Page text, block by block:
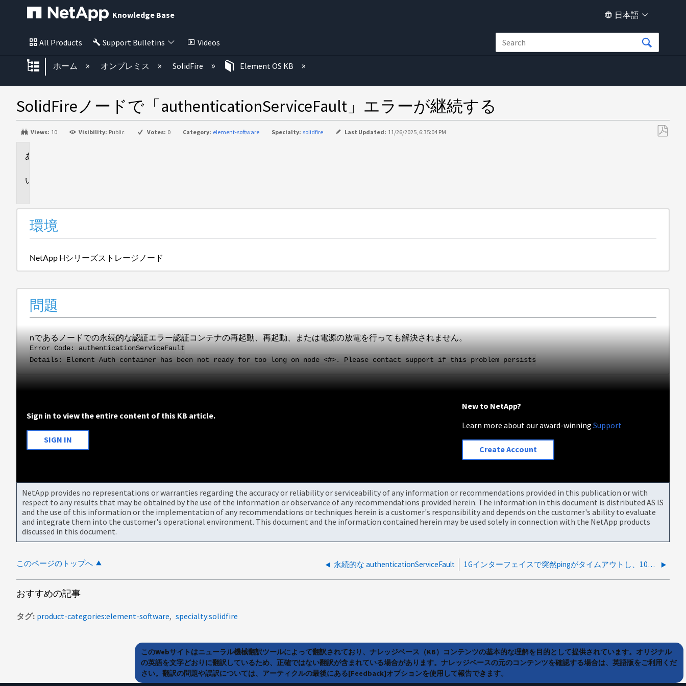
Knowledge Base 日本語
All Products Support Bulletins Videos
グローバル階層を展開/折りたたむ
ホーム オンプレミス SolidFire Element OS KB
SolidFireノードで「authenticationServiceFault」エラーが継続する
Views: 10 Visibility: Public Votes: 0 Category: element-software Specialty: solidfire Last Updated: 11/26/2025, 6:35:04 PM
環境
NetApp Hシリーズストレージノード
問題
nであるノードでの永続的な認証エラー認証コンテナの再起動、再起動、または電源の放電を行っても解決されません。
Error Code: authenticationServiceFault
Details: Element Auth container has been not ready for too long on node <#>. Please contact support if this problem persists
Sign in to view the entire content of this KB article.
SIGN IN
New to NetApp?
Learn more about our award-winningSupport
Create Account
NetApp provides no representations or warranties regarding the accuracy or reliability or serviceability of any information or recommendations provided in this publication or with
respect to any results that may be obtained by the use of the information or observance of any recommendations provided herein. The information in this document is distributed AS IS
and the use of this information or the implementation of any recommendations or techniques herein is a customer's responsibility and depends on the customer's ability to evaluate
and integrate them into the customer's operational environment. This document and the information contained herein may be used solely in connection with the NetApp products
discussed in this document.
このページのトップへ 永続的な authenticationServiceFault 1Gインターフェイスで突然pingがタイムアウトし、10G MACアドレスから応答を受け取る
おすすめの記事
タグ product-categories:element-software specialty:solidfire
このWebサイトはニューラル機械翻訳ツールによって翻訳されており、ナレッジベース（KB）コンテンツの基本的な理解を目的として提供されています。オリジナル
の英語を文字どおりに翻訳しているため、正確ではない翻訳が含まれている場合があります。ナレッジベースの元のコンテンツを確認する場合は、英語版をご利用くだ
さい。翻訳の問題や誤訳については、アーティクルの最後にある[Feedback]オプションを使用して報告できます。